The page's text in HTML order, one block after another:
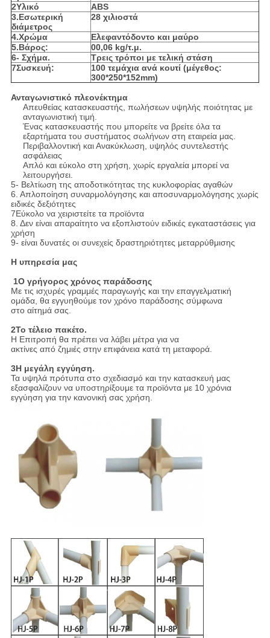
2Υλικό
ABS
3.Εσωτερική
διάμετρος
28 χιλιοστά
4.Χρώμα
Ελεφαντόδοντο και μαύρο
5.Βάρος:
00,06 kg/τ.μ.
6- Σχήμα.
Τρεις τρόποι με τελική στάση
7Συσκευή:
100 τεμάχια ανά κουτί (μέγεθος:
300*250*152mm)
Ανταγωνιστικό πλεονέκτημα
Απευθείας κατασκευαστής, πωλήσεων υψηλής ποιότητας με
ανταγωνιστική τιμή.
Ένας κατασκευαστής που μπορείτε να βρείτε όλα τα
εξαρτήματα του συστήματος σωλήνων στη εταιρεία μας.
Περιβαλλοντική και Ανακύκλωση, υψηλός συντελεστής
ασφάλειας
Απλό και εύκολο στη χρήση, χωρίς εργαλεία μπορεί να
λειτουργήσει.
5- Βελτίωση της αποδοτικότητας της κυκλοφορίας αγαθών
6. Απλοποίηση συναρμολόγησης και αποσυναρμολόγησης χωρίς
ειδικές δεξιότητες
7Εύκολο να χειριστείτε τα προϊόντα
8. Δεν είναι απαραίτητο να εξοπλιστούν ειδικές εγκαταστάσεις για
χρήση
9- είναι δυνατές οι συνεχείς δραστηριότητες μεταρρύθμισης
Η υπηρεσία μας
1Ο γρήγορος χρόνος παράδοσης
Με τις ισχυρές γραμμές παραγωγής και την επαγγελματική
ομάδα, θα εγγυηθούμε τον χρόνο παράδοσης σύμφωνα
στο αίτημά σας.
2Το τέλειο πακέτο.
Η Επιτροπή θα πρέπει να λάβει μέτρα για να
ακτίνες από ζημιές στην επιφάνεια κατά τη μεταφορά.
3Η μεγάλη εγγύηση.
Τα υψηλά πρότυπα στο σχεδιασμό και την κατασκευή μας
εξασφαλίζουν να υποστηρίξουμε τα προϊόντα με 10 χρόνια
εγγύηση για την κανονική σας χρήση.